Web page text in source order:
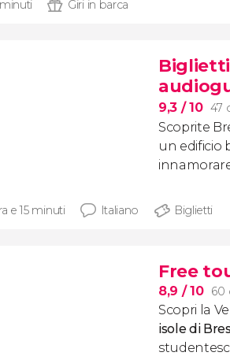
Giri in barca
9,3 / 10 47
Scoprite
un edificio
e 15 minuti Italiano Biglietti
Free
8,9 / 10 60
Scopri la
isole di